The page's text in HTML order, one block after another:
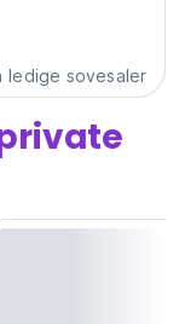
ledige sovesaler